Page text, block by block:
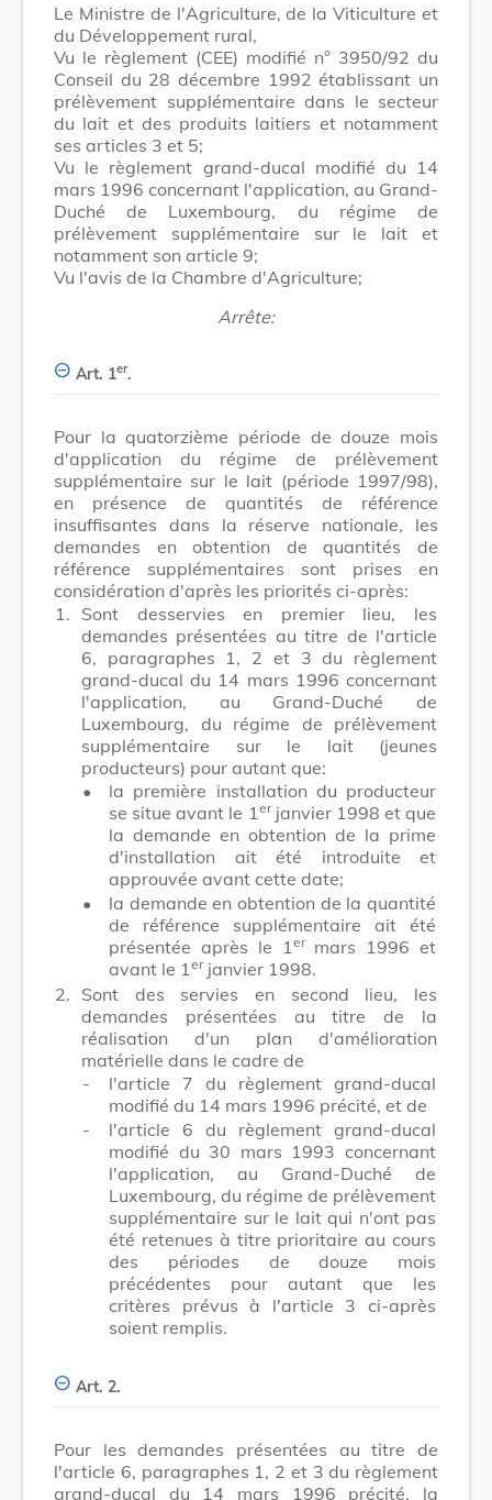
Le Ministre de l'Agriculture, de la Viticulture et
du Développement rural,
Vu le règlement (CEE) modifié n° 3950/92 du
Conseil du 28 décembre 1992 établissant un
prélèvement supplémentaire dans le secteur
du lait et des produits laitiers et notamment
ses articles 3 et 5;
Vu le règlement grand-ducal modifié du 14
mars 1996 concernant l'application, au Grand-
Duché de Luxembourg, du régime de
prélèvement supplémentaire sur le lait et
notamment son article 9;
Vu l'avis de la Chambre d'Agriculture;
Arrête:
Art. 1er.
Pour la quatorzième période de douze mois
d'application du régime de prélèvement
supplémentaire sur le lait (période 1997/98),
en présence de quantités de référence
insuffisantes dans la réserve nationale, les
demandes en obtention de quantités de
référence supplémentaires sont prises en
considération d'après les priorités ci-après:
1. Sont desservies en premier lieu, les
demandes présentées au titre de l'article
6, paragraphes 1, 2 et 3 du règlement
grand-ducal du 14 mars 1996 concernant
l'application, au Grand-Duché de
Luxembourg, du régime de prélèvement
supplémentaire sur le lait (jeunes
producteurs) pour autant que:
•
la première installation du producteur
se situe avant le 1 erjanvier 1998 et que
la demande en obtention de la prime
d'installation ait été introduite et
approuvée avant cette date;
•
la demande en obtention de la quantité
de référence supplémentaire ait été
présentée après le 1 ermars 1996 et
avant le 1 erjanvier 1998.
2. Sont des servies en second lieu, les
demandes présentées au titre de la
réalisation d'un plan d'amélioration
matérielle dans le cadre de
-
l'article 7 du règlement grand-ducal
modifié du 14 mars 1996 précité, et de
-
l'article 6 du règlement grand-ducal
modifié du 30 mars 1993 concernant
l'application, au Grand-Duché de
Luxembourg, du régime de prélèvement
supplémentaire sur le lait qui n'ont pas
été retenues à titre prioritaire au cours
des périodes de douze mois
précédentes pour autant que les
critères prévus à l'article 3 ci-après
soient remplis.
Art. 2.
Pour les demandes présentées au titre de
l'article 6, paragraphes 1, 2 et 3 du règlement
grand-ducal du 14 mars 1996 précité, la